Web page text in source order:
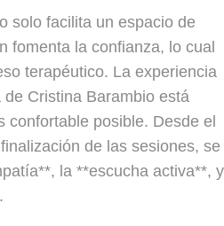
solo facilita un espacio de
fomenta la confianza, lo cual
terapéutico. La experiencia
Cristina Barambio está
confortable posible. Desde el
de las sesiones, se
la **escucha activa**, y